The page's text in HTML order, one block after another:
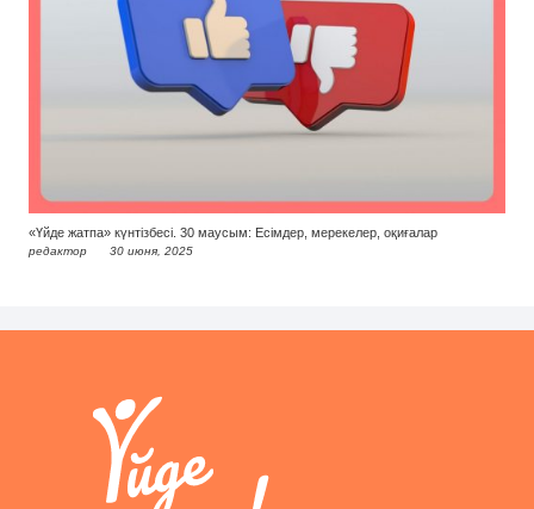
«Үйде жатпа» күнтізбесі. 30 маусым: Есімдер, мерекелер, оқиғалар
редактор 30 июня, 2025